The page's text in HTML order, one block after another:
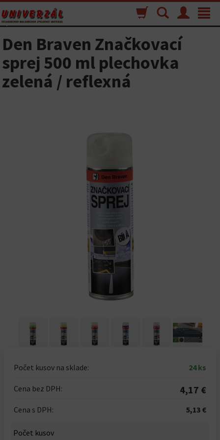
Toggle
Menu
Vyhľadávanie
Nákupný
košík
Den Braven Značkovací
sprej 500 ml plechovka
zelená / reflexná
Počet kusov na sklade: 24 ks
Cena bez DPH: 4,17 €
Cena s DPH: 5,13 €
Počet kusov